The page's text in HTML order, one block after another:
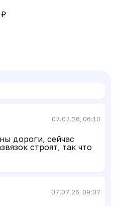
07.07.26, 09:37
07.07.26, 06:10
дороги, сейчас
строят, так что